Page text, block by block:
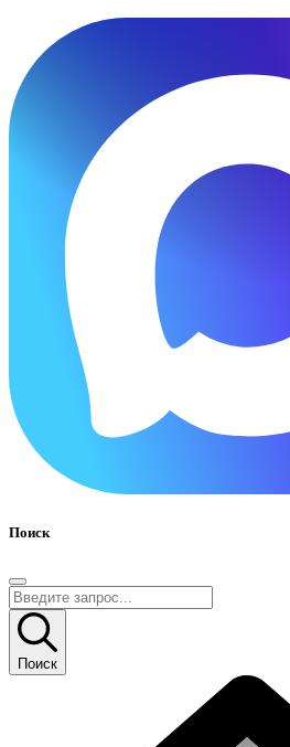
Поиск
Поиск